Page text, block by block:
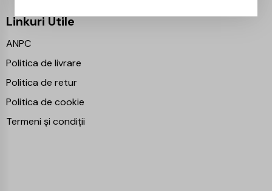
Linkuri Utile
ANPC
Politica de livrare
Politica de retur
Politica de cookie
Termeni și condiții